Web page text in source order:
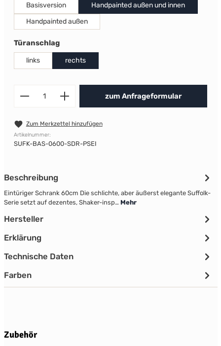
Basisversion
Handpainted außen und innen
Handpainted außen
Türanschlagauswählen
links rechts
Produkt Anzahl: Gib den
zum Anfrageformular
Zum Merkzettel hinzufügen
Artikelnummer:
SUFK-BAS-0600-SDR-PSEI
Beschreibung
Eintüriger Schrank 60cm Die schlichte, aber äußerst elegante Suffolk-
Serie setzt auf dezentes, Shaker-insp… Mehr
Hersteller
Erklärung
Technische Daten
Farben
Produktgalerie überspringen
Zubehör